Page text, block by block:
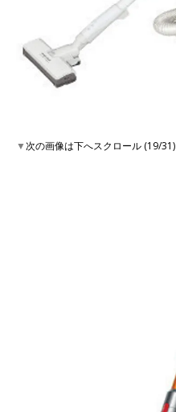
▼次の画像は下へスクロール (19/31)